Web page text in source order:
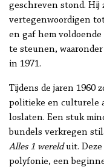
geschreven stond. Hij
vertegenwoordigen
en gaf hem
te steunen,
in 1971.
Tijdens de jaren 1960
politieke en culturele
loslaten. Een stuk
bundels verkregen
Alles 1 werelduit.
polyfonie, een